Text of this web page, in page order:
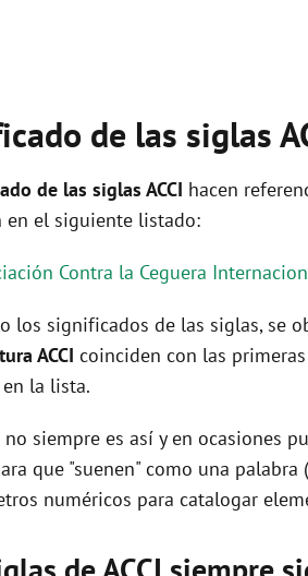
de las siglas
de las siglas ACCI hacen
en el siguiente listado:
Contra la Ceguera
los significados de las siglas, se
ACCI coinciden con las
la lista.
no siempre es así y en ocasiones
que "suenen" como una
numéricos para catalogar